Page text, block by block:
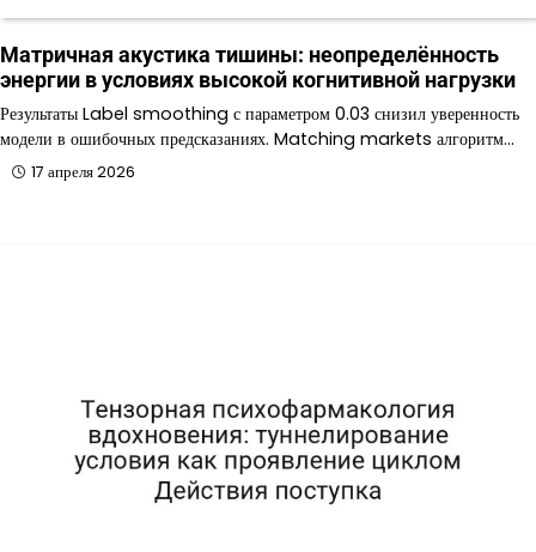
Матричная акустика тишины: неопределённость
энергии в условиях высокой когнитивной нагрузки
Результаты Label smoothing с параметром 0.03 снизил уверенность
модели в ошибочных предсказаниях. Matching markets алгоритм…
17 апреля 2026